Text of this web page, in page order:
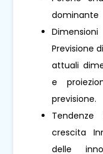
dominante
Previsione
attuali
e
previsione.
crescita
delle